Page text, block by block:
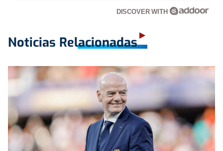
DISCOVER WITH
Noticias Relacionadas